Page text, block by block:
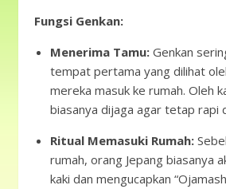
Fungsi Genkan:
Menerima Tamu: Genkan
tempat pertama yang dilihat
mereka masuk ke rumah. Oleh
biasanya dijaga agar tetap rapi
Ritual Memasuki Rumah:
rumah, orang Jepang biasanya
kaki dan mengucapkan